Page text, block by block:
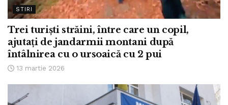
STIRI
Trei turiști străini, între care un copil,
ajutați de jandarmii montani după
întâlnirea cu o ursoaică cu 2 pui
13 martie 2026